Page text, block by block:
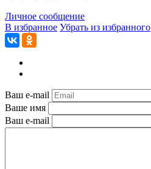
Личное сообщение
В избранное Убрать из избранного
Ваш e-mail
Ваше имя
Ваш e-mail